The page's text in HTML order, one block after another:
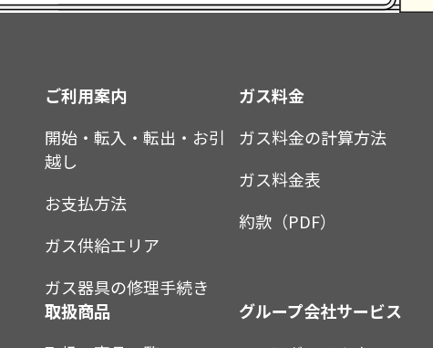
ご利用案内
開始・転入・転出・お引
越し
お支払方法
ガス供給エリア
ガス器具の修理手続き
ガス料金
ガス料金の計算方法
ガス料金表
約款（PDF）
取扱商品
グループ会社サービス